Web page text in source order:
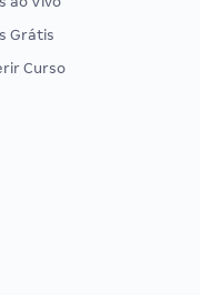
Grátis
Curso